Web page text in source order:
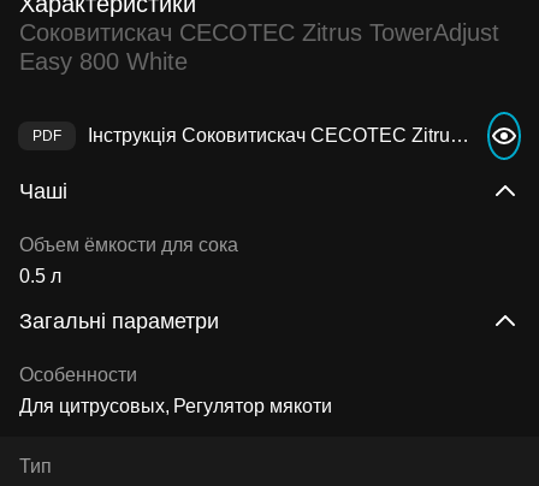
Соковитискач CECOTEC Zitrus TowerAdjust
Easy 800 White
Інструкція Соковитискач CECOTEC Zitrus TowerAdjust Easy 800 White
Чаші
Объем ёмкости для сока
0.5 л
Загальні параметри
Особенности
Для цитрусовых Регулятор мякоти
Тип